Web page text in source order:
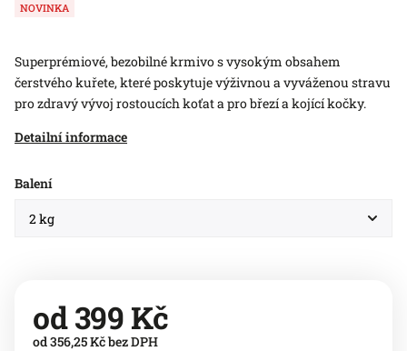
Superprémiové, bezobilné krmivo s vysokým obsahem
čerstvého kuřete, které poskytuje výživnou a vyváženou stravu
pro zdravý vývoj rostoucích koťat a pro březí a kojící kočky.
Detailní informace
NOVINKA
Balení
od399 Kč
od356,25 Kčbez DPH